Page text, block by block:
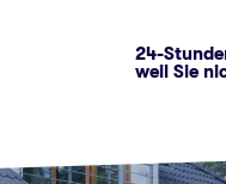
24-
weil Sie